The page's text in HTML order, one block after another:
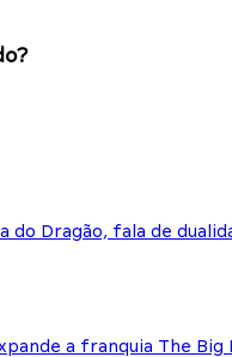
do Dragão, fala de
a franquia The